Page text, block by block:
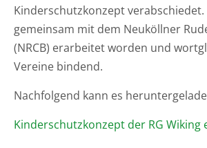
Kinderschutzkonzept verabschiedet.
gemeinsam mit dem Neuköllner
(NRCB) erarbeitet worden und
Vereine bindend.
Nachfolgend kann es
Kinderschutzkonzept der RG Wiking